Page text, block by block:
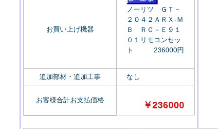
お買い上げ機器
ノーリツ ＧＴ－
２０４２ＡＲＸ-Ｍ
Ｂ ＲＣ－Ｅ９１
０１リモコンセッ
ト 236000円
追加部材・追加工事 なし
お客様合計お支払価格 ￥236000